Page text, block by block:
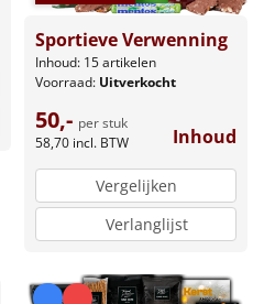
Sportieve Verwenning
Inhoud: 15 artikelen
Voorraad: Uitverkocht
50,- per stuk
58,70 incl. BTW Inhoud
Vergelijken
Verlanglijst